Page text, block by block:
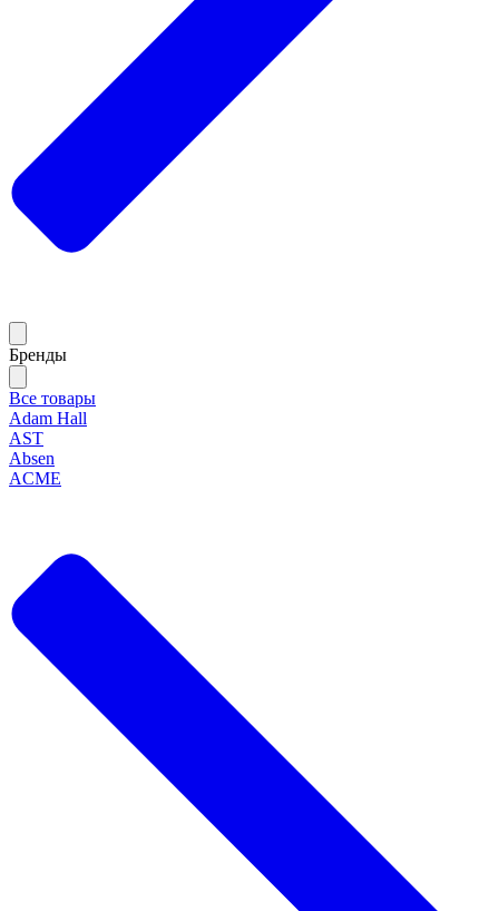
Бренды
Все товары
Adam Hall
AST
Absen
ACME